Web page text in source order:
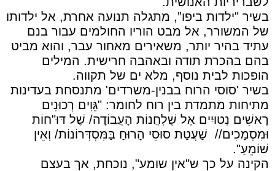
בשיר "ילדות ביפו”, מתגלה תנועה אחרת, אל ילדותו
של המשורר, אל מבט הוריו החולמים עבור בנם
עתיד בהיר יותר, משאירים מאחור עבר, והוא מביט
בהם בהכרת תודה ובאהבה חרישית. המילים
הופכות לבית נוסף, מלא ים של תקווה.
בשיר 'סוסי הרוח בבנין-משרדים' מתנסחת בעדינות
מתיחות מתמדת בין רוח לחומר: "גֵּוִים רְכוּנִים
רָאשִׁים נְטוּיִים אֶל שֻׁלְחֲנוֹת הָעֲבוֹדָה/ שֶׁל דּוּ"חוֹת
וּמִסְמָכִים// שַׁעֲטַת סוּסֵי הָרוּחַ בַּמִּסְדְּרוֹנוֹת/ וְאֵין
שׁוֹמֵעַ".
הקינה על כך ש"אין שומע", נוכחת, אך בעצם